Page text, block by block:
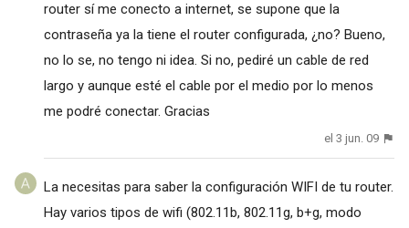
router sí me conecto a internet, se supone que la
contraseña ya la tiene el router configurada, ¿no? Bueno,
no lo se, no tengo ni idea. Si no, pediré un cable de red
largo y aunque esté el cable por el medio por lo menos
me podré conectar. Gracias
el 3 jun. 09
La necesitas para saber la configuración WIFI de tu router.
Hay varios tipos de wifi (802.11b, 802.11g, b+g, modo